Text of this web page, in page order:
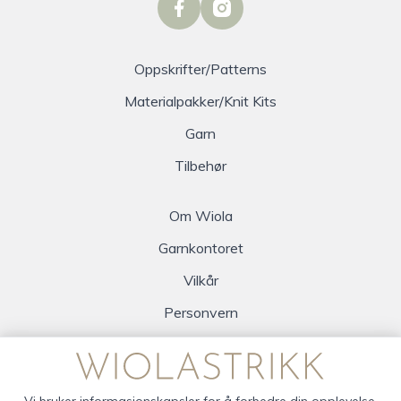
facebookinstagram
Oppskrifter/Patterns
Materialpakker/Knit Kits
Garn
Tilbehør
Om Wiola
Garnkontoret
Vilkår
Personvern